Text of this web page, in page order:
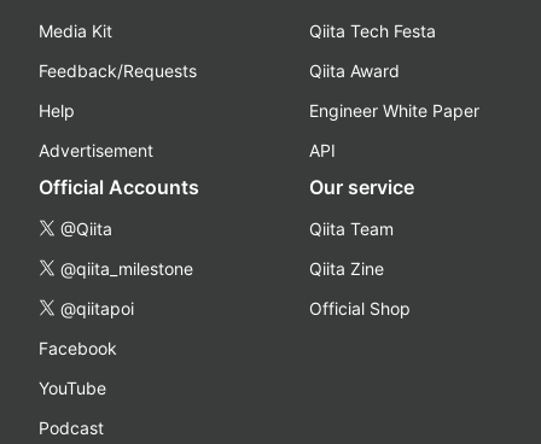
Media Kit
Feedback/Requests
Help
Advertisement
Qiita Tech Festa
Qiita Award
Engineer White Paper
API
Official Accounts
@Qiita
@qiita_milestone
@qiitapoi
Facebook
YouTube
Podcast
Our service
Qiita Team
Qiita Zine
Official Shop